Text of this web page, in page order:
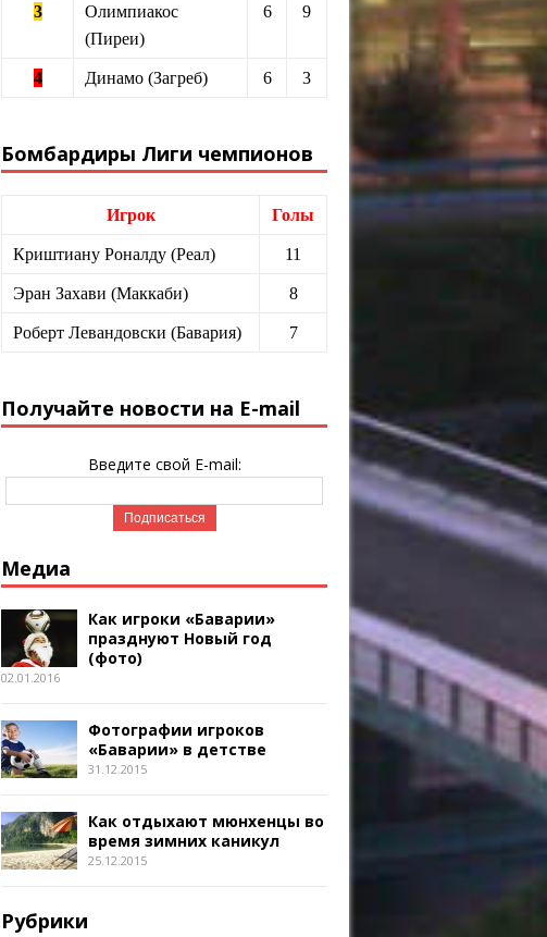
3
Олимпиакос
(Пиреи)
6 9
4 Динамо (Загреб) 6 3
Бомбардиры Лиги чемпионов
Игрок Голы
Криштиану Роналду (Реал) 11
Эран Захави (Маккаби) 8
Роберт Левандовски (Бавария) 7
Получайте новости на E-mail
Введите свой E-mail:
Медиа
Как игроки «Баварии»
празднуют Новый год
(фото)
02.01.2016
Фотографии игроков
«Баварии» в детстве
31.12.2015
Как отдыхают мюнхенцы во
время зимних каникул
25.12.2015
Рубрики